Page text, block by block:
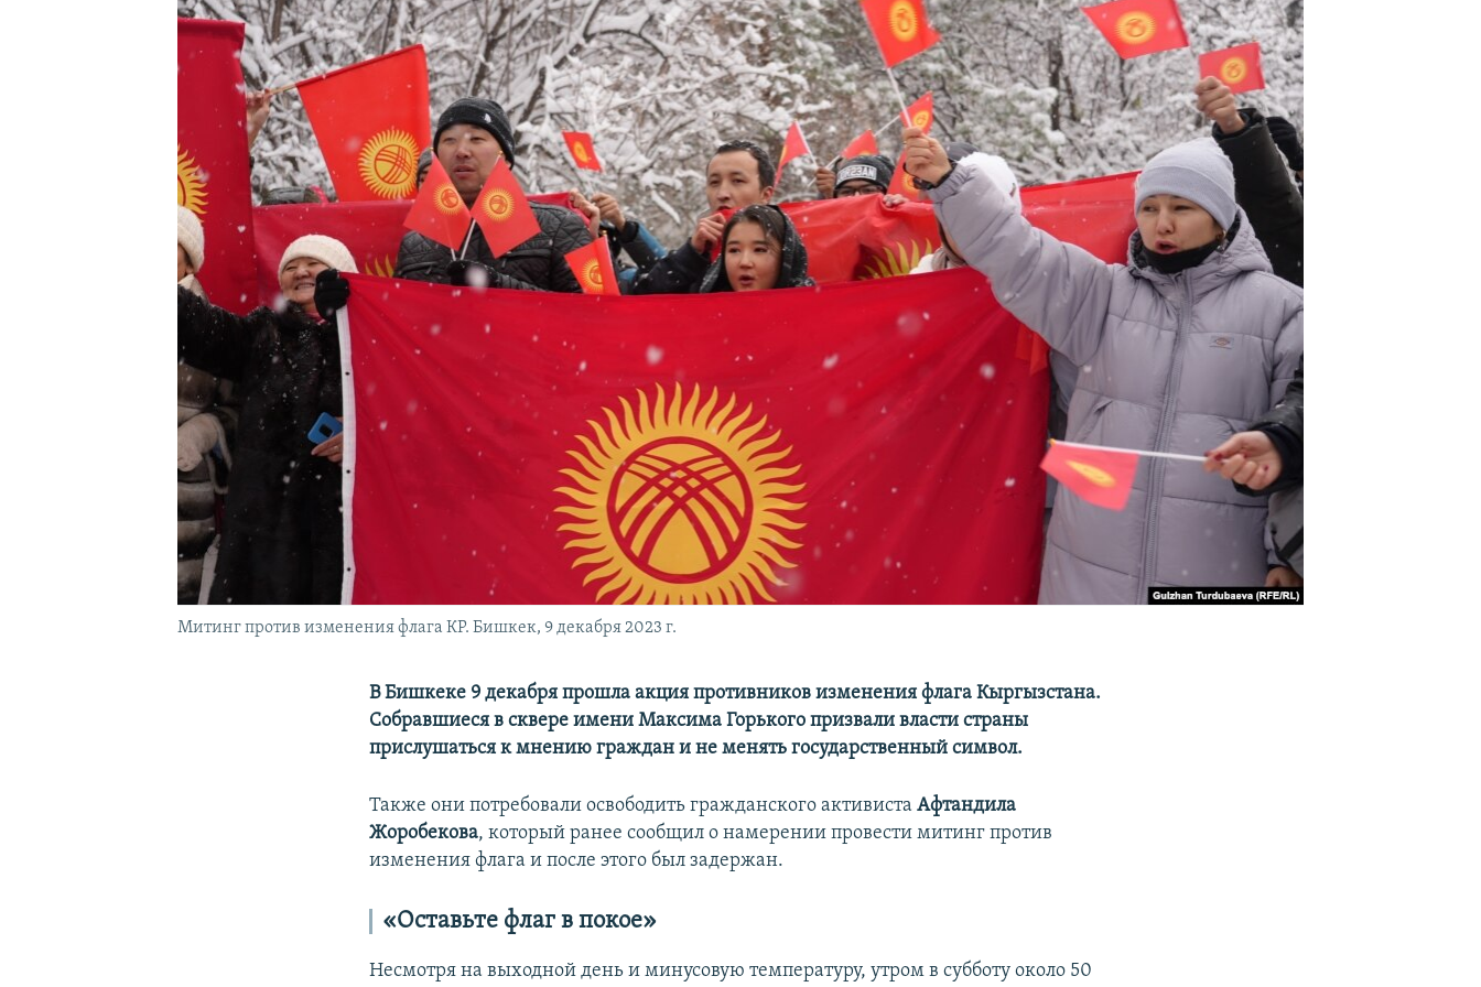
Митинг против изменения флага КР. Бишкек, 9 декабря 2023 г.
В Бишкеке 9 декабря прошла акция противников изменения флага Кыргызстана.
Собравшиеся в сквере имени Максима Горького призвали власти страны
прислушаться к мнению граждан и не менять государственный символ.
Также они потребовали освободить гражданского активистаАфтандила
Жоробекова, который ранее сообщил о намерении провести митинг против
изменения флага и после этого был задержан.
«Оставьте флаг в покое»
Несмотря на выходной день и минусовую температуру, утром в субботу около 50